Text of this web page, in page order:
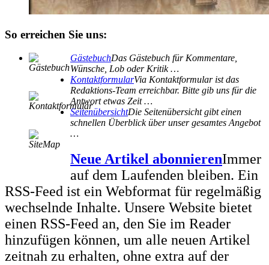
So erreichen Sie uns:
GästebuchDas Gästebuch für Kommentare,
Wünsche, Lob oder Kritik …
KontaktformularVia Kontaktformular ist das
Redaktions-Team erreichbar. Bitte gib uns für die
Antwort etwas Zeit …
SeitenübersichtDie Seitenübersicht gibt einen
schnellen Überblick über unser gesamtes Angebot
…
Neue Artikel abonnierenImmer
auf dem Laufenden bleiben. Ein
RSS-Feed ist ein Webformat für regelmäßig
wechselnde Inhalte. Unsere Website bietet
einen RSS-Feed an, den Sie im Reader
hinzufügen können, um alle neuen Artikel
zeitnah zu erhalten, ohne extra auf der